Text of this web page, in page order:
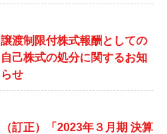
譲渡制限付株式報酬としての
自己株式の処分に関するお知
らせ
（訂正）「2023年３月期 決算